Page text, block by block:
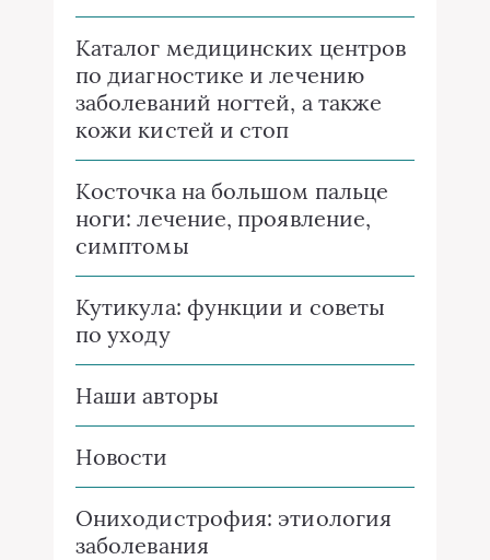
Каталог медицинских центров
по диагностике и лечению
заболеваний ногтей, а также
кожи кистей и стоп
Косточка на большом пальце
ноги: лечение, проявление,
симптомы
Кутикула: функции и советы
по уходу
Наши авторы
Новости
Ониходистрофия: этиология
заболевания